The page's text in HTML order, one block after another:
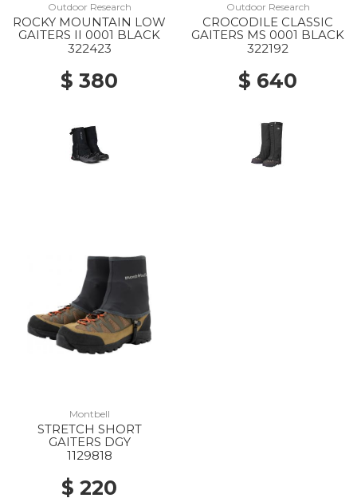
Outdoor Research
ROCKY MOUNTAIN LOW
GAITERS II 0001 BLACK
322423
$ 380
Outdoor Research
CROCODILE CLASSIC
GAITERS MS 0001 BLACK
322192
$ 640
Montbell
STRETCH SHORT
GAITERS DGY
1129818
$ 220